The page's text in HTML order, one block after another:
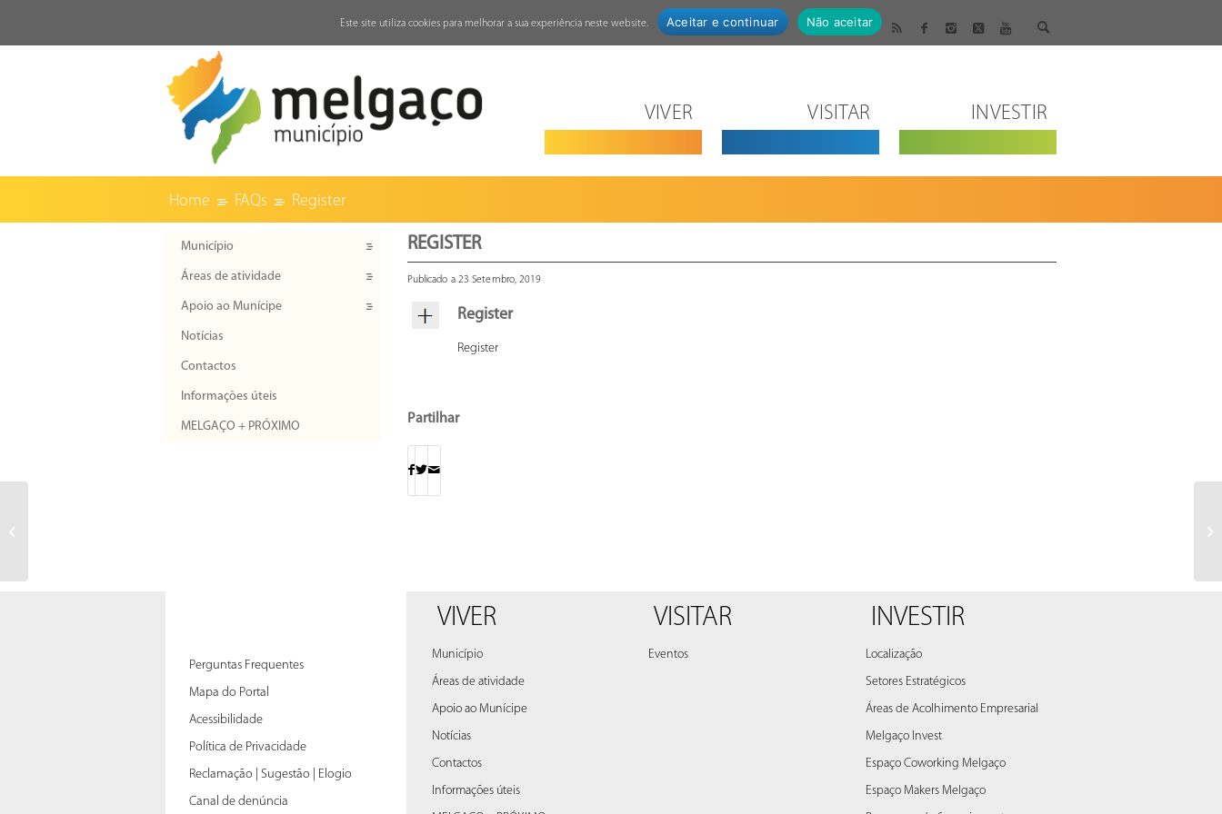
VIVER VISITAR INVESTIR
Home FAQs Register
REGISTER
Publicado a 23 Setembro, 2019
Register
Register
Partilhar
Município
Áreas de atividade
Apoio ao Munícipe
Notícias
Contactos
Informações úteis
MELGAÇO + PRÓXIMO
Perguntas Frequentes
Mapa do Portal
Acessibilidade
Política de Privacidade
Reclamação | Sugestão | Elogio
Canal de denúncia
VIVER
Município
Áreas de atividade
Apoio ao Munícipe
Notícias
Contactos
Informações úteis
VISITAR
Eventos
INVESTIR
Localização
Setores Estratégicos
Áreas de Acolhimento Empresarial
Melgaço Invest
Espaço Coworking Melgaço
Espaço Makers Melgaço
Este site utiliza cookies para melhorar a sua experiência neste website. Aceitar e continuar Não aceitar